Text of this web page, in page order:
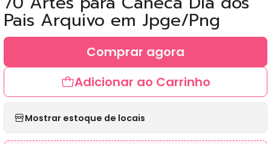
Pais Arquivo em Jpge/Png
Adicionar ao Carrinho
Comprar agora
Mostrar estoque de locais